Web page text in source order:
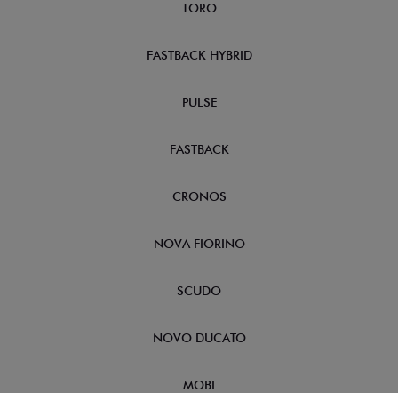
TORO
FASTBACK HYBRID
PULSE
FASTBACK
CRONOS
NOVA FIORINO
SCUDO
NOVO DUCATO
MOBI